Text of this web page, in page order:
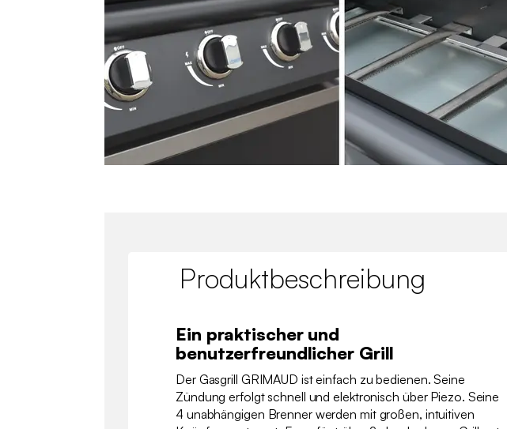
Produktbeschreibung
Ein praktischer und
benutzerfreundlicher Grill
Der Gasgrill GRIMAUD ist einfach zu bedienen. Seine
Zündung erfolgt schnell und elektronisch über Piezo. Seine
4 unabhängigen Brenner werden mit großen, intuitiven